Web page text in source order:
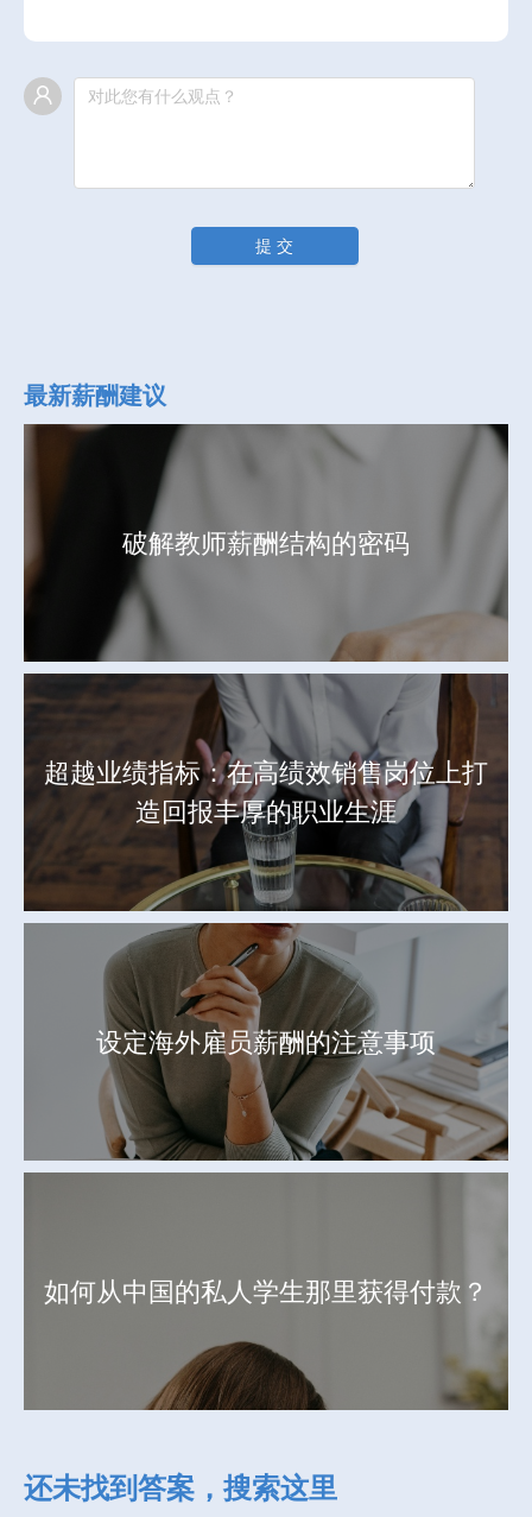
提 交
最新薪酬建议
破解教师薪酬结构的密码
超越业绩指标：在高绩效销售岗位上打
造回报丰厚的职业生涯
设定海外雇员薪酬的注意事项
如何从中国的私人学生那里获得付款？
还未找到答案，搜索这里